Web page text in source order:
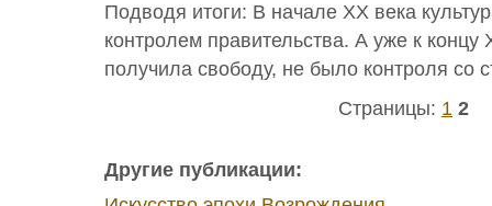
Подводя итоги: В начале ХХ века
контролем правительства. А уже к концу
получила свободу, не было контроля со
Страницы: 1 2
Другие публикации: